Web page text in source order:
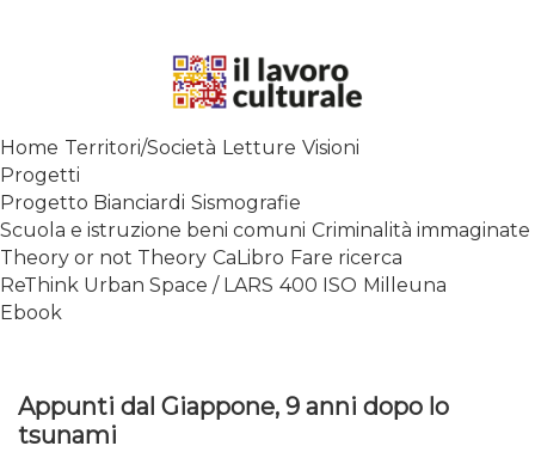
SPALANCARE LE FINESTRE DEI
CONTEMPORANEO
Home Territori/Società Letture Visioni
Progetti
Progetto Bianciardi Sismografie
Scuola e istruzione beni comuni Criminalità immaginate
Theory or not Theory CaLibro Fare ricerca
ReThink Urban Space / LARS 400 ISO Milleuna
Ebook
Appunti dal Giappone, 9 anni dopo lo
tsunami